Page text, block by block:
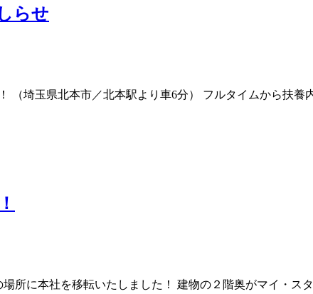
らせ
（埼玉県北本市／北本駅より車6分） フルタイムから扶
所に本社を移転いたしました！ 建物の２階奥がマイ・